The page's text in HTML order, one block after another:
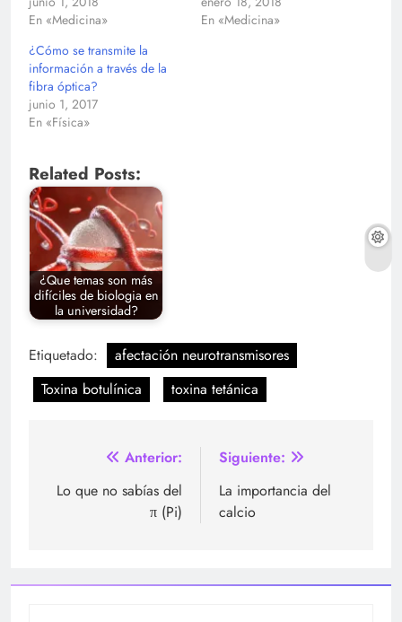
En «Medicina»
En «Medicina»
¿Cómo se transmite la
información a través de la
fibra óptica?
junio 1, 2017
En «Física»
Related Posts:
¿Que temas son más
difíciles de biologia en
la universidad?
Etiquetado:
afectación neurotransmisores
Toxina botulínica
toxina tetánica
Navegación
de
Anterior:
Lo que no sabías del
π (Pi)
Siguiente:
La importancia del
calcio